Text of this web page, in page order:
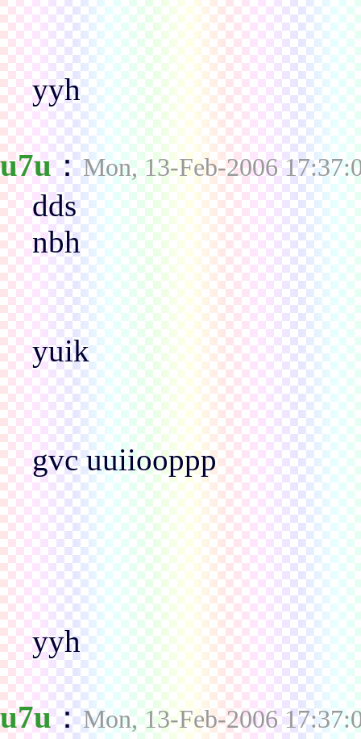
yyh
u7u：Mon, 13-Feb-2006
dds
nbh
yuik
gvc uuiiooppp
yyh
u7u：Mon, 13-Feb-2006